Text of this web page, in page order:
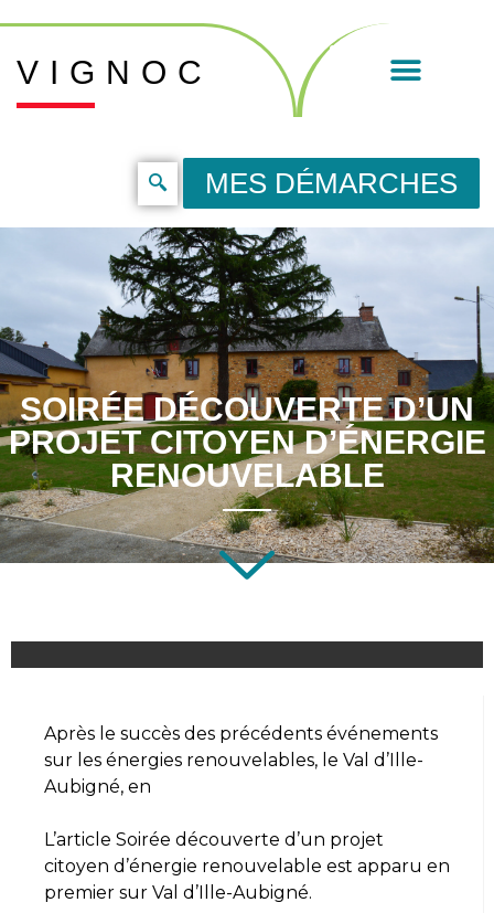
VIGNOC
MES DÉMARCHES
SOIRÉE DÉCOUVERTE D’UN
PROJET CITOYEN D’ÉNERGIE
RENOUVELABLE
Après le succès des précédents événements
sur les énergies renouvelables, le Val d’Ille-
Aubigné, en
L’article Soirée découverte d’un projet
citoyen d’énergie renouvelable est apparu en
premier sur Val d’Ille-Aubigné.